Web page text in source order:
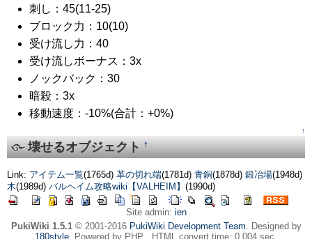
刺し：45(11-25)
ブロック力：10(10)
受け流し力：40
受け流しボーナス：3x
ノックバック：30
暗殺：3x
移動速度：-10%(合計：+0%)
↑
壊せるオブジェクト†
Link: アイテム一覧(1765d) 革の切れ端(1781d) 青銅(1878d) 鍛冶場(1948d)
木(1989d) バルヘイム攻略wiki【VALHEIM】 (1990d)
Site admin: ien
PukiWiki 1.5.1© 2001-2016 PukiWiki Development Team. Designed by
180style . Powered by PHP . HTML convert time: 0.004 sec.